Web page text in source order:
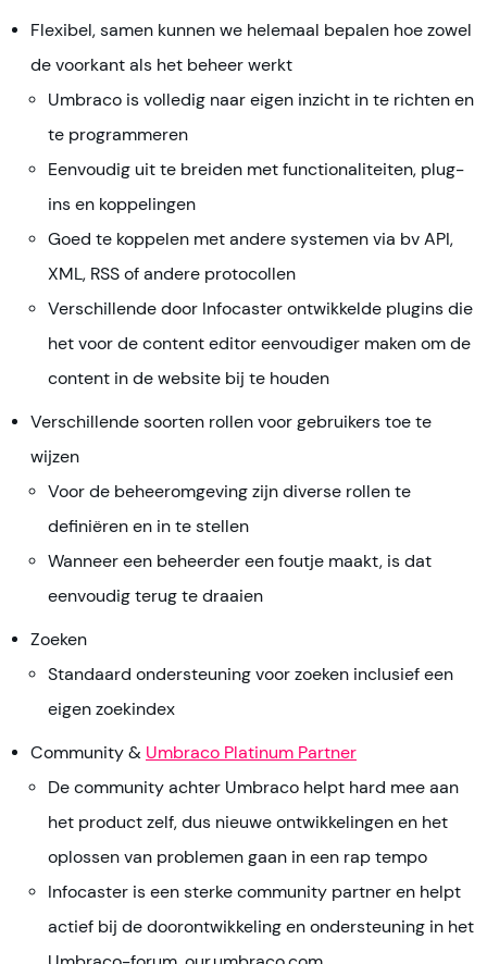
Flexibel, samen kunnen we helemaal bepalen hoe zowel
de voorkant als het beheer werkt
Umbraco is volledig naar eigen inzicht in te richten en
te programmeren
Eenvoudig uit te breiden met functionaliteiten, plug-
ins en koppelingen
Goed te koppelen met andere systemen via bv API,
XML, RSS of andere protocollen
Verschillende door Infocaster ontwikkelde plugins die
het voor de content editor eenvoudiger maken om de
content in de website bij te houden
Verschillende soorten rollen voor gebruikers toe te
wijzen
Voor de beheeromgeving zijn diverse rollen te
definiëren en in te stellen
Wanneer een beheerder een foutje maakt, is dat
eenvoudig terug te draaien
Zoeken
Standaard ondersteuning voor zoeken inclusief een
eigen zoekindex
Community & Umbraco Platinum Partner
De community achter Umbraco helpt hard mee aan
het product zelf, dus nieuwe ontwikkelingen en het
oplossen van problemen gaan in een rap tempo
Infocaster is een sterke community partner en helpt
actief bij de doorontwikkeling en ondersteuning in het